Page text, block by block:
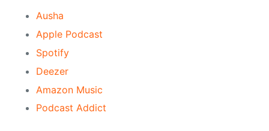
Ausha
Apple Podcast
Spotify
Deezer
Amazon Music
Podcast Addict